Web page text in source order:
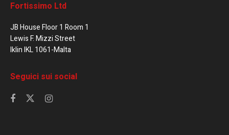
Fortissimo Ltd
JB House Floor 1 Room 1
Lewis F. Mizzi Street
Iklin IKL 1061-Malta
Seguici sui social